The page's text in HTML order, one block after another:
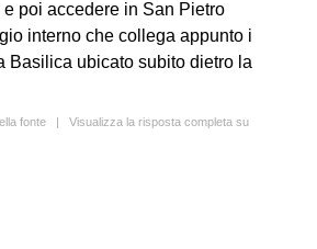
poi accedere in San Pietro
interno che collega appunto i
Basilica ubicato subito dietro la
fonte | Visualizza la risposta completa su